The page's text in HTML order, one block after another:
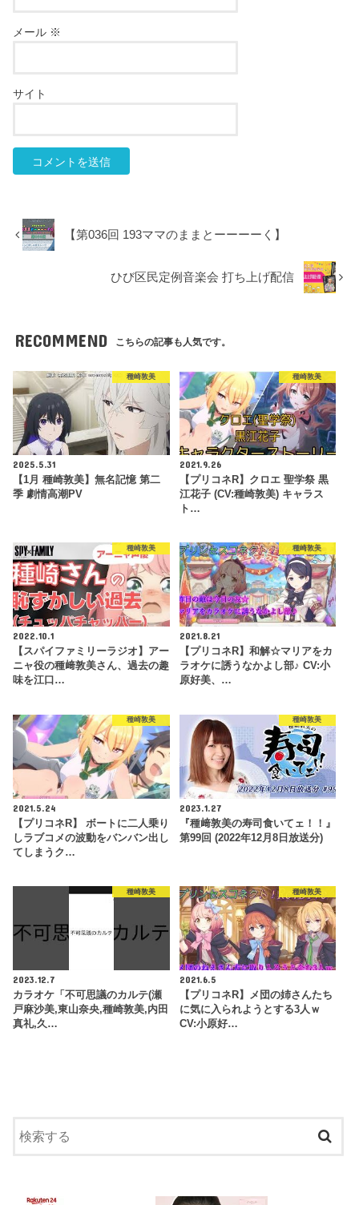
メール ※
サイト
【第036回 193ママのままとーーーーく】
ひび区民定例音楽会 打ち上げ配信
RECOMMEND こちらの記事も人気です。
種崎敦美
2025.5.31
【1月 種崎敦美】無名記憶 第二
季 劇情高潮PV
種崎敦美
2021.9.26
【プリコネR】クロエ 聖学祭 黒
江花子 (CV:種崎敦美) キャラス
ト…
種崎敦美
2022.10.1
【スパイファミリーラジオ】アー
ニャ役の種﨑敦美さん、過去の趣
味を江口…
種崎敦美
2021.8.21
【プリコネR】和解☆マリアをカ
ラオケに誘うなかよし部♪ CV:小
原好美、…
種崎敦美
2021.5.24
【プリコネR】 ボートに二人乗り
しラブコメの波動をバンバン出し
てしまうク…
種崎敦美
2023.1.27
『種﨑敦美の寿司食いてェ！！』
第99回 (2022年12月8日放送分)
種崎敦美
2023.12.7
カラオケ「不可思議のカルテ(瀬
戸麻沙美,東山奈央,種崎敦美,内田
真礼,久…
種崎敦美
2021.6.5
【プリコネR】メ団の姉さんたち
に気に入られようとする3人ｗ
CV:小原好…